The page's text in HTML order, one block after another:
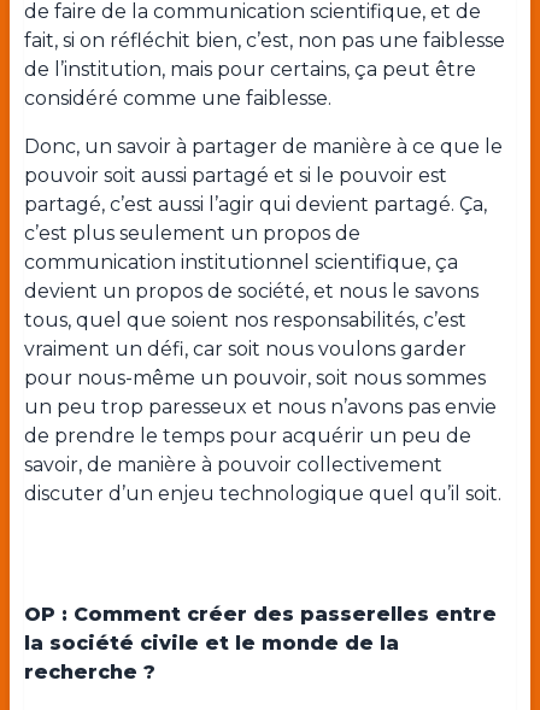
de faire de la communication scientifique, et de
fait, si on réfléchit bien, c’est, non pas une faiblesse
de l’institution, mais pour certains, ça peut être
considéré comme une faiblesse.
Donc, un savoir à partager de manière à ce que le
pouvoir soit aussi partagé et si le pouvoir est
partagé, c’est aussi l’agir qui devient partagé. Ça,
c’est plus seulement un propos de
communication institutionnel scientifique, ça
devient un propos de société, et nous le savons
tous, quel que soient nos responsabilités, c’est
vraiment un défi, car soit nous voulons garder
pour nous-même un pouvoir, soit nous sommes
un peu trop paresseux et nous n’avons pas envie
de prendre le temps pour acquérir un peu de
savoir, de manière à pouvoir collectivement
discuter d’un enjeu technologique quel qu’il soit.
OP : Comment créer des passerelles entre
la société civile et le monde de la
recherche ?